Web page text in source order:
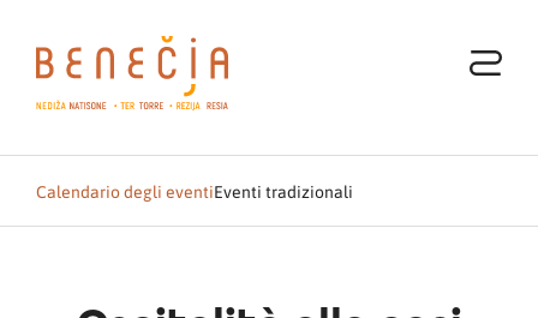
Calendario degli eventiEventi tradizionali